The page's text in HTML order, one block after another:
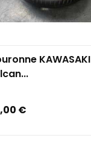
KAWASAKI
€